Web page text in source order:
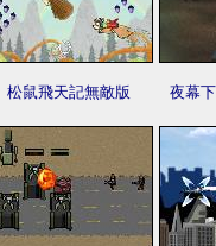
松鼠飛天記無敵版 夜幕